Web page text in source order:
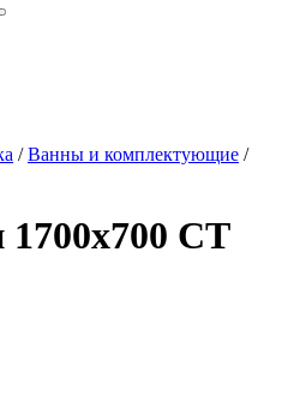
/Ванны и комплектующие /
СТ